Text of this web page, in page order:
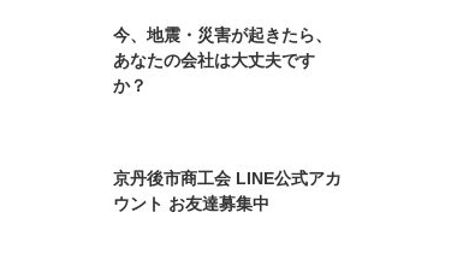
今、地震・災害が起きたら、
あなたの会社は大丈夫です
か？
京丹後市商工会 LINE公式アカ
ウント お友達募集中